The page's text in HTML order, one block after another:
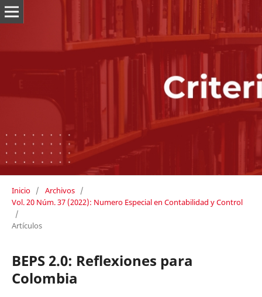
Inicio / Archivos /
Vol. 20 Núm. 37 (2022): Numero Especial en Contabilidad y Control
/
Artículos
BEPS 2.0: Reflexiones para
Colombia